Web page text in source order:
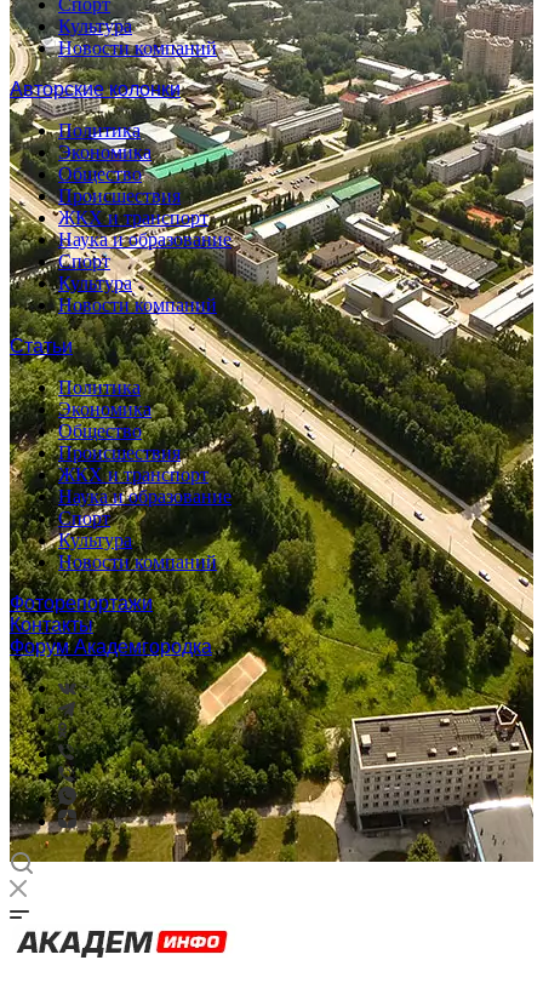
Спорт
Культура
Новости компаний
Авторские колонки
Политика
Экономика
Общество
Происшествия
ЖКХ и транспорт
Наука и образование
Спорт
Культура
Новости компаний
Статьи
Политика
Экономика
Общество
Происшествия
ЖКХ и транспорт
Наука и образование
Спорт
Культура
Новости компаний
Фоторепортажи
Контакты
Форум Академгородка